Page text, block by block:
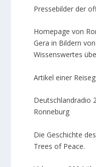
Pressebilder der
Homepage von
Gera in Bildern
Wissenswertes
Artikel einer
Deutschlandradio
Ronneburg
Die Geschichte
Trees of Peace.